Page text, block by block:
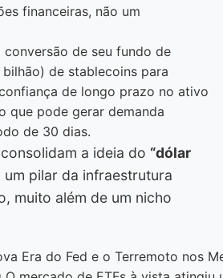
financeiras, não um
conversão de seu fundo de
bilhão) de stablecoins para
de longo prazo no ativo
que pode gerar demanda
de 30 dias.
a ideia do “dólar
um pilar da infraestrutura
muito além de um nicho